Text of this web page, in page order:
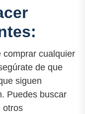
comprar cualquier
de que
siguen
Puedes buscar
otros